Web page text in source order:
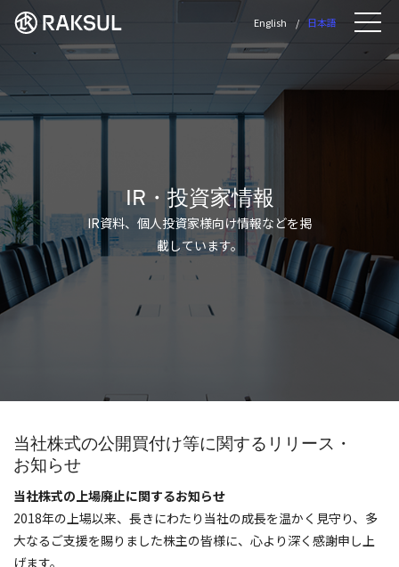
ラクスル株式会社 | ラクスル株式会社の公
English 日本語
IR・投資家情報
IR資料、個人投資家様向け情報などを掲
載しています。
当社株式の公開買付け等に関するリリース・
お知らせ
当社株式の上場廃止に関するお知らせ
2018年の上場以来、長きにわたり当社の成長を温かく見守り、多
大なるご支援を賜りました株主の皆様に、心より深く感謝申し上
げます。